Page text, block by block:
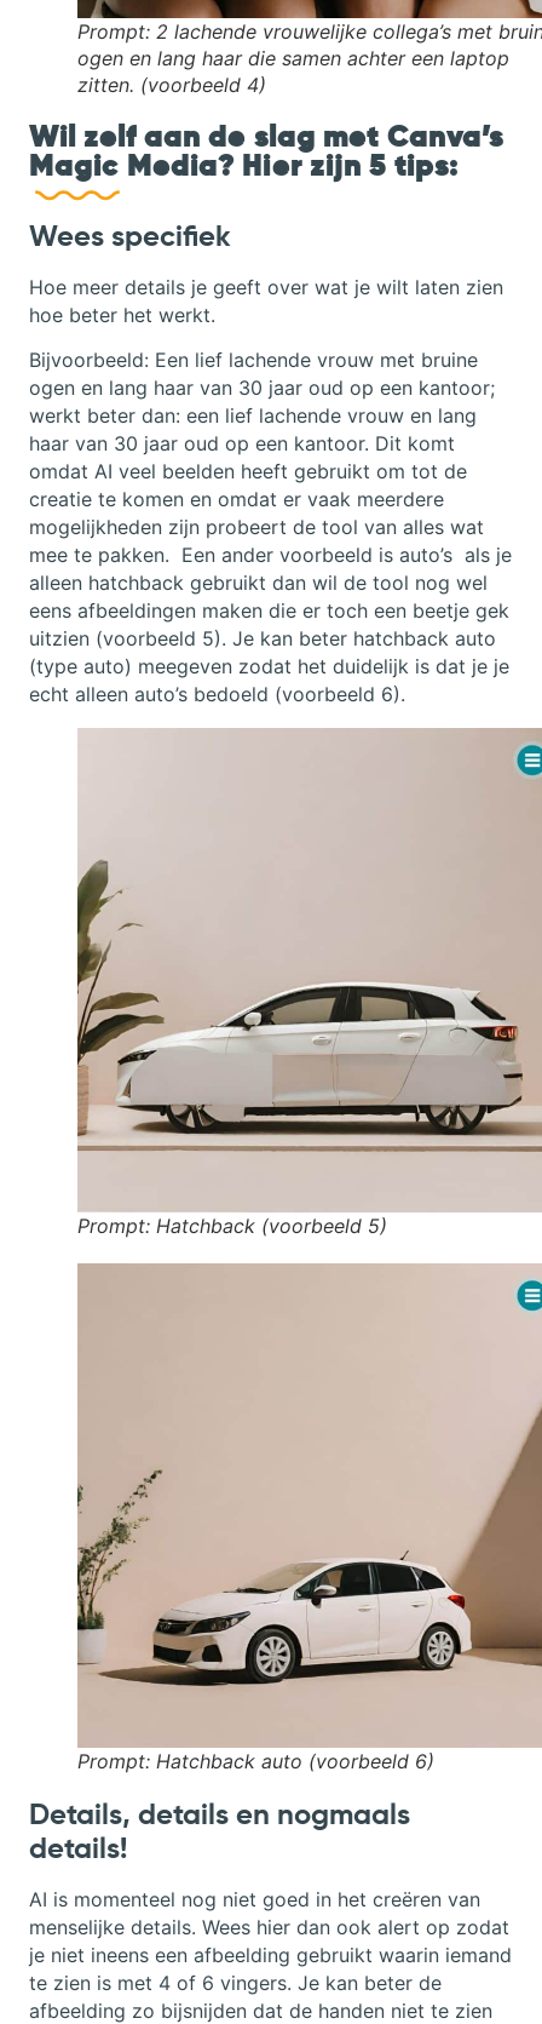
Prompt: 2 lachende vrouwelijke collega’s met
ogen en lang haar die samen achter een laptop
zitten. (voorbeeld 4)
Wil zelf aan de slag met Canva’s
Magic Media? Hier zijn 5 tips:
Wees specifiek
Hoe meer details je geeft over wat je wilt laten zien
hoe beter het werkt.
Bijvoorbeeld: Een lief lachende vrouw met bruine
ogen en lang haar van 30 jaar oud op een kantoor;
werkt beter dan: een lief lachende vrouw en lang
haar van 30 jaar oud op een kantoor. Dit komt
omdat AI veel beelden heeft gebruikt om tot de
creatie te komen en omdat er vaak meerdere
mogelijkheden zijn probeert de tool van alles wat
mee te pakken. Een ander voorbeeld is auto’s als je
alleen hatchback gebruikt dan wil de tool nog wel
eens afbeeldingen maken die er toch een beetje gek
uitzien (voorbeeld 5). Je kan beter hatchback auto
(type auto) meegeven zodat het duidelijk is dat je je
echt alleen auto’s bedoeld (voorbeeld 6).
Prompt: Hatchback (voorbeeld 5)
Prompt: Hatchback auto (voorbeeld 6)
Details, details en nogmaals
details!
AI is momenteel nog niet goed in het creëren van
menselijke details. Wees hier dan ook alert op zodat
je niet ineens een afbeelding gebruikt waarin iemand
te zien is met 4 of 6 vingers. Je kan beter de
afbeelding zo bijsnijden dat de handen niet te zien